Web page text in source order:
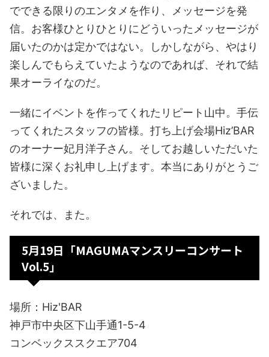
でできる限りのエンタメを作り、メッセージを発
信。お客様ひとりひとりにどういったメッセージが
届いたのかは定かではない。しかしながら、やはり
楽しんでもらえていたようなのであれば、それで結
果オーライなのだ。
一緒にイベントを作ってくれたリピート山中。手伝
ってくれたスタッフの皆様。打ち上げ会場Hiz’BAR
のオーナー妃月洋子さん。そしてお越しいただいた
皆様に深くお礼申し上げます。本当にありがとうご
ざいました。
それでは、また。
5月19日「MAGUMAマンスリーコンサート
Vol.5」
場所：Hiz'BAR
神戸市中央区下山手通1-5-4
コンベックススクエア704